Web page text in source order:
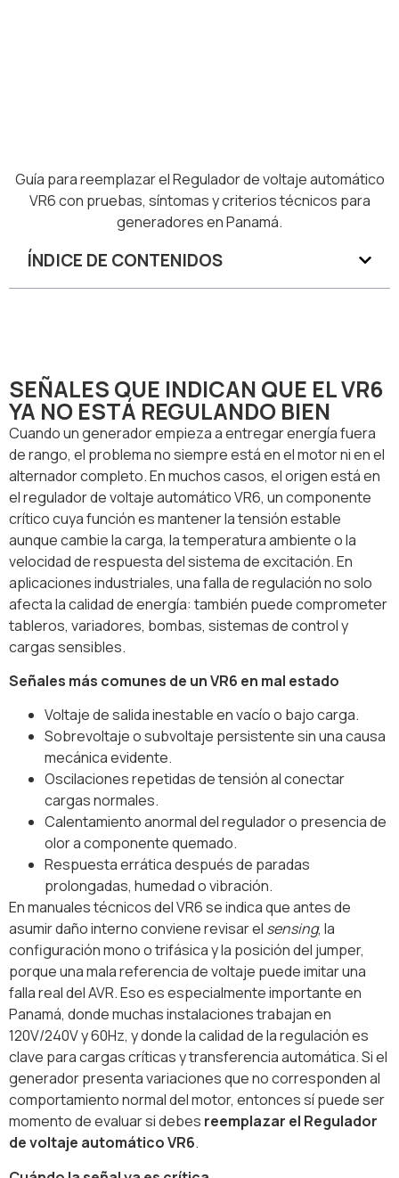
Guía para reemplazar el Regulador de voltaje automático
VR6 con pruebas, síntomas y criterios técnicos para
generadores en Panamá.
ÍNDICE DE CONTENIDOS
SEÑALES QUE INDICAN QUE EL VR6
YA NO ESTÁ REGULANDO BIEN
Cuando un generador empieza a entregar energía fuera
de rango, el problema no siempre está en el motor ni en el
alternador completo. En muchos casos, el origen está en
el regulador de voltaje automático VR6, un componente
crítico cuya función es mantener la tensión estable
aunque cambie la carga, la temperatura ambiente o la
velocidad de respuesta del sistema de excitación. En
aplicaciones industriales, una falla de regulación no solo
afecta la calidad de energía: también puede comprometer
tableros, variadores, bombas, sistemas de control y
cargas sensibles.
Señales más comunes de un VR6 en mal estado
Voltaje de salida inestable en vacío o bajo carga.
Sobrevoltaje o subvoltaje persistente sin una causa
mecánica evidente.
Oscilaciones repetidas de tensión al conectar
cargas normales.
Calentamiento anormal del regulador o presencia de
olor a componente quemado.
Respuesta errática después de paradas
prolongadas, humedad o vibración.
En manuales técnicos del VR6 se indica que antes de
asumir daño interno conviene revisar el sensing, la
configuración mono o trifásica y la posición del jumper,
porque una mala referencia de voltaje puede imitar una
falla real del AVR. Eso es especialmente importante en
Panamá, donde muchas instalaciones trabajan en
120V/240V y 60Hz, y donde la calidad de la regulación es
clave para cargas críticas y transferencia automática. Si el
generador presenta variaciones que no corresponden al
comportamiento normal del motor, entonces sí puede ser
momento de evaluar si debes reemplazar el Regulador
de voltaje automático VR6.